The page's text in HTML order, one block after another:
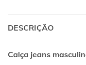
DESCRIÇÃO
Calça jeans